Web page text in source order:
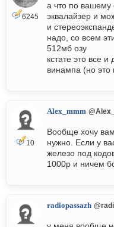
6245
а что по вашему
эквалайзер и
и
надо, со всем
512мб озу
кстате это все
винампа (но это
10
Alex_mmm
Вообще хочу
нужно. Если у
железо под
1000р и ничем
radiopassazh